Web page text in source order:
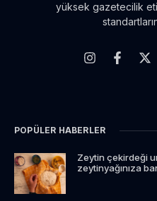
yüksek gazetecilik
POPÜLER HABERLER
Zeytin çekirdeği
zeytinyağınıza